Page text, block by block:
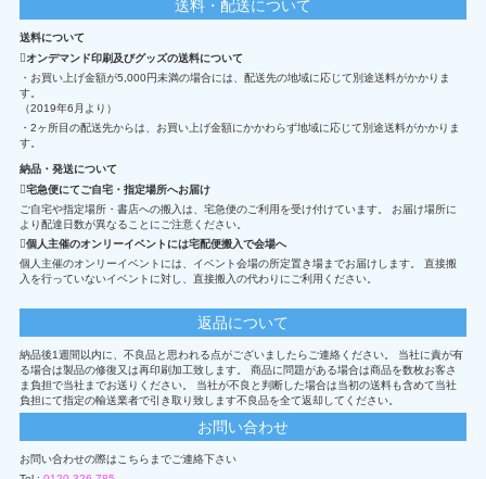
送料・配送について
送料について
オンデマンド印刷及びグッズの送料について
・お買い上げ金額が5,000円未満の場合には、配送先の地域に応じて別途送料がかかりま
す。
（2019年6月より）
・2ヶ所目の配送先からは、お買い上げ金額にかかわらず地域に応じて別途送料がかかりま
す。
納品・発送について
宅急便にてご自宅・指定場所へお届け
ご自宅や指定場所・書店への搬入は、宅急便のご利用を受け付けています。 お届け場所に
より配達日数が異なることにご注意ください。
個人主催のオンリーイベントには宅配便搬入で会場へ
個人主催のオンリーイベントには、イベント会場の所定置き場までお届けします。 直接搬
入を行っていないイベントに対し、直接搬入の代わりにご利用ください。
返品について
納品後1週間以内に、不良品と思われる点がございましたらご連絡ください。 当社に責が有
る場合は製品の修復又は再印刷加工致します。 商品に問題がある場合は商品を数枚お客さ
ま負担で当社までお送りください。 当社が不良と判断した場合は当初の送料も含めて当社
負担にて指定の輸送業者で引き取り致します不良品を全て返却してください。
お問い合わせ
お問い合わせの際はこちらまでご連絡下さい